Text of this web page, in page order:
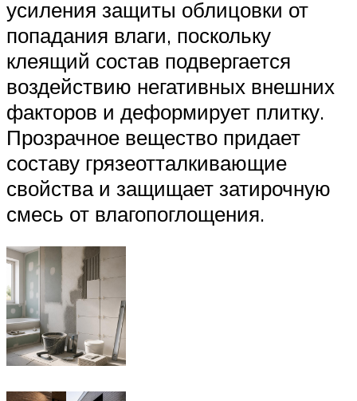
усиления защиты облицовки от
попадания влаги, поскольку
клеящий состав подвергается
воздействию негативных внешних
факторов и деформирует плитку.
Прозрачное вещество придает
составу грязеотталкивающие
свойства и защищает затирочную
смесь от влагопоглощения.